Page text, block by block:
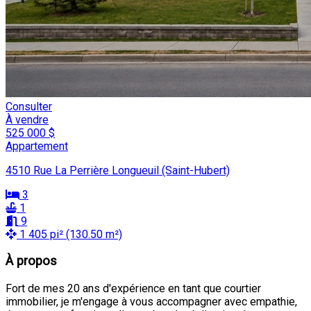
Consulter
À vendre
525 000 $
Appartement
4510 Rue La Perrière Longueuil (Saint-Hubert)
3
1
9
1 405 pi² (130.50 m²)
À propos
Fort de mes 20 ans d'expérience en tant que courtier
immobilier, je m'engage à vous accompagner avec empathie,